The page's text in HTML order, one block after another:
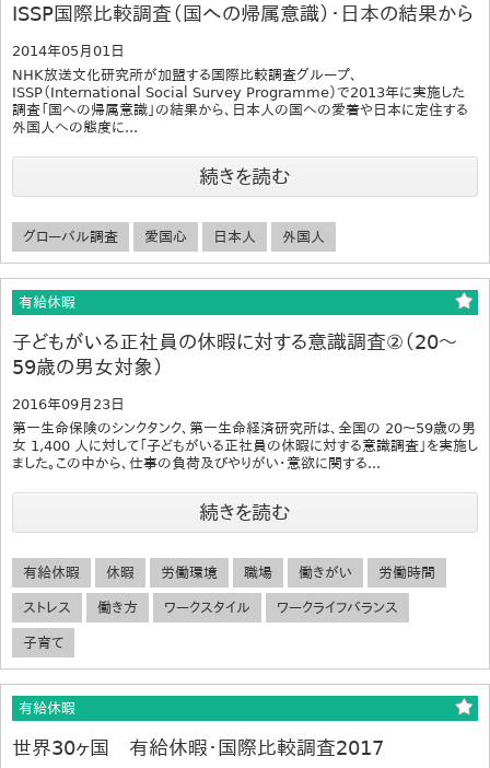
ISSP国際比較調査（国への帰属意識）・日本の結果から
2014年05月01日
NHK放送文化研究所が加盟する国際比較調査グループ、
ISSP（International Social Survey Programme）で2013年に実施した
調査「国への帰属意識」の結果から、日本人の国への愛着や日本に定住する
外国人への態度に...
続きを読む
グローバル調査 愛国心 日本人 外国人
有給休暇
子どもがいる正社員の休暇に対する意識調査②（20～
59歳の男女対象）
2016年09月23日
第一生命保険のシンクタンク、第一生命経済研究所は、全国の 20～59歳の男
女 1,400 人に対して「子どもがいる正社員の休暇に対する意識調査」を実施し
ました。この中から、仕事の負荷及びやりがい・意欲に関する...
続きを読む
有給休暇 休暇 労働環境 職場 働きがい 労働時間
ストレス 働き方 ワークスタイル ワークライフバランス
子育て
有給休暇
世界30ヶ国 有給休暇・国際比較調査2017